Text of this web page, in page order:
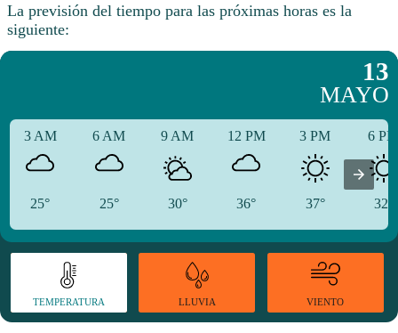
La previsión del tiempo para las próximas horas es la
siguiente:
13
MAYO
3 AM
25°
6 AM
25°
9 AM
30°
12 PM
36°
3 PM
37°
6
32°
TEMPERATURA LLUVIA VIENTO